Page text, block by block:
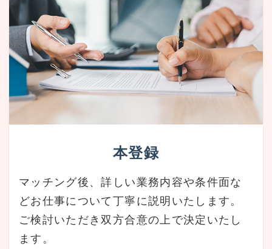
本登録
マッチング後、詳しい業務内容や条件面な
どお仕事について丁寧に説明いたします。
ご検討いただき双方合意の上で決定いたし
ます。